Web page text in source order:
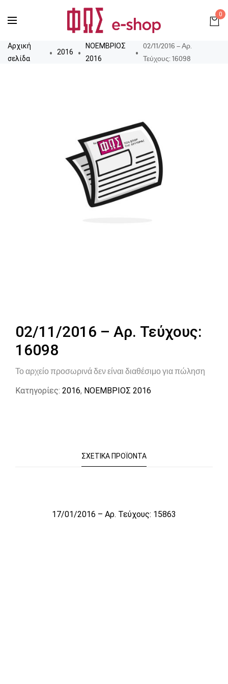
0
Αρχική
σελίδα
2016
ΝΟΕΜΒΡΙΟΣ
2016
02/11/2016 – Αρ.
Τεύχους: 16098
02/11/2016 – Αρ. Τεύχους:
16098
Το αρχείο προσωρινά δεν είναι διαθέσιμο για πώληση
Κατηγορίες: 2016, ΝΟΕΜΒΡΙΟΣ 2016
ΣΧΕΤΙΚΆ ΠΡΟΪΌΝΤΑ
Το αρχείο προσωρινά δεν είναι διαθέσιμο για πώληση
17/01/2016 – Αρ. Τεύχους: 15863